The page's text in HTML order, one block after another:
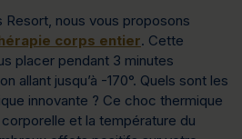
Resort, nous vous proposons
corps entier. Cette
placer pendant 3 minutes
allant jusqu’à -170°. Quels sont les
innovante ? Ce choc thermique
et la température du